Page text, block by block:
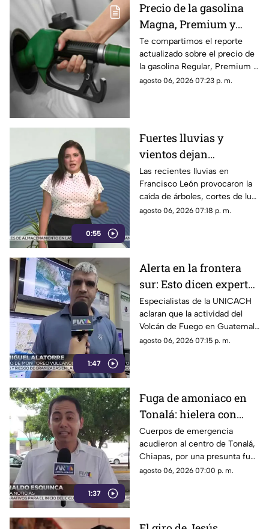
Precio de la gasolina
Magna, Premium y
Diésel en Chiapas:
costo por municipio
este viernes 7 de agosto
Te compartimos el reporte
actualizado sobre el precio de
la gasolina Regular, Premium y
Diésel en las estaciones de
agosto 06, 2026 07:23 p. m.
0:55
Fuertes lluvias y
vientos dejan
viviendas dañadas en
Francisco León,
Chiapas
Las recientes lluvias en
Francisco León provocaron la
caída de árboles, cortes de luz
y daños en casas de la
agosto 06, 2026 07:18 p. m.
1:47
Alerta en la frontera
sur: Esto dicen expertos
sobre el Volcán de
Fuego y la ceniza en
Chiapas
Especialistas de la UNICACH
aclaran que la actividad del
Volcán de Fuego en Guatemala
no representa peligro para
agosto 06, 2026 07:15 p. m.
1:37
Fuga de amoniaco en
Tonalá: hielera con
material peligroso
genera movilización de
emergencia
Cuerpos de emergencia
acudieron al centro de Tonalá,
Chiapas, por una presunta fuga
de amoniaco en una hielería.
agosto 06, 2026 07:00 p. m.